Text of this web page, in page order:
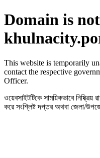
Domain is
This website is temporarily
contact the respective
Officer.
ওয়েবসাইটটিকে সাময়িকভাবে
করে সংশ্লিষ্ট দপ্তর অথবা জেলা/